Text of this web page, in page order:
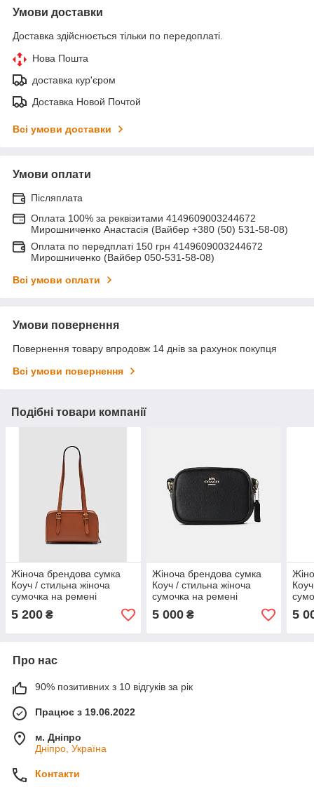
Умови доставки
Доставка здійснюється тільки по передоплаті.
Нова Пошта
доставка кур'єром
Доставка Новой Почтой
Всі умови доставки
Умови оплати
Післяплата
Оплата 100% за реквізитами 4149609003244672
Мирошниченко Анастасія (Вайбер +380 (50) 531-58-08)
Оплата по передплаті 150 грн 4149609003244672
Мирошниченко (Вайбер 050-531-58-08)
Всі умови оплати
Умови повернення
Повернення товару впродовж 14 днів за рахунок покупця
Всі умови повернення
Подібні товари компанії
Жіноча брендова сумка
Коуч / стильна жіноча
сумочка на ремені
5 200 ₴
Жіноча брендова сумка
Коуч / стильна жіноча
сумочка на ремені
5 000₴ 5
Про нас
90% позитивних з 10 відгуків за рік
Працює з 19.06.2022
м. Дніпро
Дніпро, Україна
Контакти